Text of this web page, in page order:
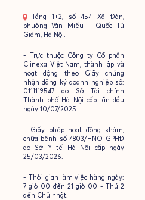
- Tầng 1+2, số 454 Xã Đàn,
phường Văn Miếu - Quốc Tử
Giám, Hà Nội.
- Trực thuộc Công ty Cổ phần
Clinexa Việt Nam, thành lập và
hoạt động theo Giấy chứng
nhận đăng ký doanh nghiệp số:
0111119547 do Sở Tài chính
Thành phố Hà Nội cấp lần đầu
ngày 10/07/2025.
- Giấy phép hoạt động khám,
chữa bệnh số 4803/HNO-GPHĐ
do Sở Y tế Hà Nội cấp ngày
25/03/2026.
- Thời gian làm việc hàng ngày:
7 giờ 00 đến 21 giờ 00 - Thứ 2
đến Chủ nhật.